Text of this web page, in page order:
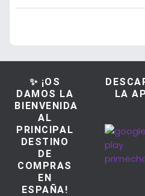
✨ ¡OS
DAMOS LA
BIENVENIDA
AL
PRINCIPAL
DESTINO
DE
COMPRAS
EN
ESPAÑA!
LA